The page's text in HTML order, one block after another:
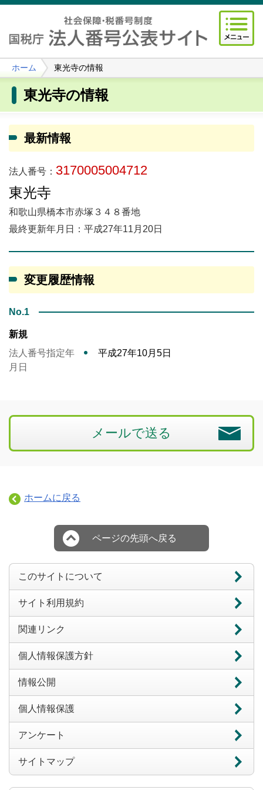
ホーム 東光寺の情報
東光寺の情報
最新情報
法人番号： 3170005004712
東光寺
和歌山県橋本市赤塚３４８番地
最終更新年月日：平成27年11月20日
変更履歴情報
No.1
新規
法人番号指定年
月日
平成27年10月5日
メールで送る
ホームに戻る
ページの先頭へ戻る
このサイトについて
サイト利用規約
関連リンク
個人情報保護方針
情報公開
個人情報保護
アンケート
サイトマップ